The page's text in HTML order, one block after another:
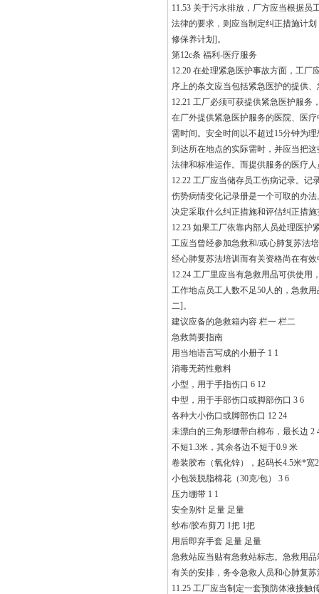
11.53 关于污水排放，厂方应当根据
法律的要求，则应当制定纠正措施计
修保养计划]。
第12c条 福利-医疗服务
12.20 在处理紧急医护事故方面，工
序上的条文应当包括紧急医护的提供
12.21 工厂必须可获提供紧急医护服
在厂外提供紧急医护服务的医院、医
需时间。安全时间以不超过15分钟为
到达所在地点的实际需时，并应当把
法律和标准运作。而提供服务的医疗
12.22 工厂应当储存员工伤病记录。
伤势病情变化记录册是一个可取的办
决定采取什么纠正措施和评估纠正措施
12.23 如果工厂依靠内部人员处理医
工应当曾经参加急救和/或心肺复苏法
经心肺复苏法培训而有关资格尚在有
12.24 工厂里应当有急救用品可供使
工作地点员工人数不足50人的，急救
二]。
建议应备的急救箱内容 栏一 栏二
急救简要指南
用当地语言写成的小册子 1 1
消毒无药性敷料
小型，用于手指伤口 6 12
中型，用于手部伤口或脚部伤口 3 6
各种大小伤口或脚部伤口 12 24
未漂白的三角形绷带白棉布，最长边 2
不短1.3米，其余各边不短于0.9 米
卷装胶布（氧化锌），起码长4.5米*宽
小包装脱脂棉花（30克/包） 3 6
压力绷带 1 1
安全别针 足量 足量
纱布/胶布剪刀 1把 1把
用后即弃手套 足量 足量
急救站应当贴有急救站标志。急救用
有关的安排，务令急救人员和心肺复
11.25 工厂应当制定一套预防体液接